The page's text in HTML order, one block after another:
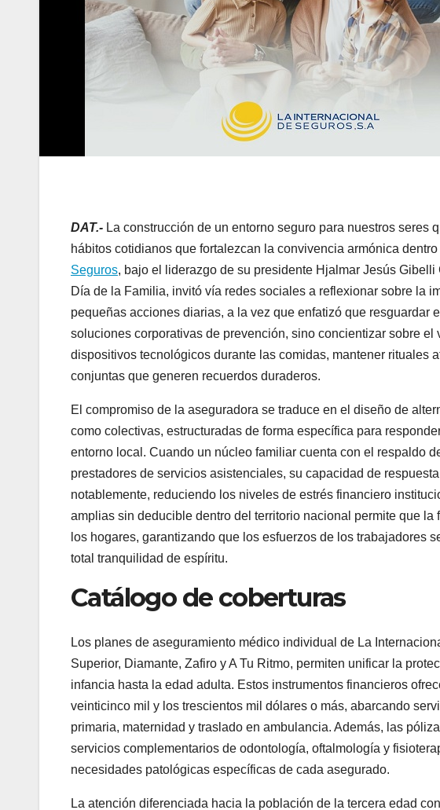
DAT.- La construcción de un entorno seguro para nuestros seres
hábitos cotidianos que fortalezcan la convivencia armónica
Seguros, bajo el liderazgo de su presidente Hjalmar Jesús
Día de la Familia, invitó vía redes sociales a reflexionar sobre la
pequeñas acciones diarias, a la vez que enfatizó que resguardar
soluciones corporativas de prevención, sino concientizar sobre
dispositivos tecnológicos durante las comidas, mantener rituales
conjuntas que generen recuerdos duraderos.
El compromiso de la aseguradora se traduce en el diseño de
como colectivas, estructuradas de forma específica para
entorno local. Cuando un núcleo familiar cuenta con el respaldo
prestadores de servicios asistenciales, su capacidad de
notablemente, reduciendo los niveles de estrés financiero
amplias sin deducible dentro del territorio nacional permite que
los hogares, garantizando que los esfuerzos de los trabajadores
total tranquilidad de espíritu.
Catálogo de coberturas
Los planes de aseguramiento médico individual de La
Superior, Diamante, Zafiro y A Tu Ritmo, permiten unificar la
infancia hasta la edad adulta. Estos instrumentos financieros
veinticinco mil y los trescientos mil dólares o más, abarcando
primaria, maternidad y traslado en ambulancia. Además, las
servicios complementarios de odontología, oftalmología y
necesidades patológicas específicas de cada asegurado.
La atención diferenciada hacia la población de la tercera edad